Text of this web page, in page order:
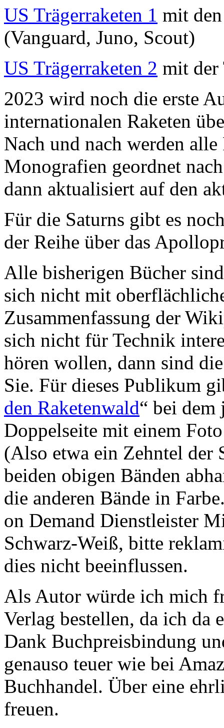
US Trägerraketen 1 mit
(Vanguard, Juno, Scout)
US Trägerraketen 2 mit der
2023 wird noch die erste
internationalen Raketen
Nach und nach werden
Monografien geordnet
dann aktualisiert auf den
Für die Saturns gibt es
der Reihe über das
Alle bisherigen Bücher
sich nicht mit
Zusammenfassung der
sich nicht für Technik
hören wollen, dann sind
Sie. Für dieses Publikum
den Raketenwald“ bei dem
Doppelseite mit einem
(Also etwa ein Zehntel der
beiden obigen Bänden
die anderen Bände in
on Demand Dienstleister
Schwarz-Weiß, bitte
dies nicht beeinflussen.
Als Autor würde ich mich
Verlag bestellen, da ich da
Dank Buchpreisbindung
genauso teuer wie bei
Buchhandel. Über eine
freuen.